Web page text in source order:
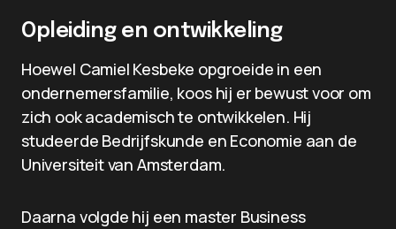
Opleiding en ontwikkeling
Hoewel Camiel Kesbeke opgroeide in een
ondernemersfamilie, koos hij er bewust voor om
zich ook academisch te ontwikkelen. Hij
studeerde Bedrijfskunde en Economie aan de
Universiteit van Amsterdam.
Daarna volgde hij een master Business